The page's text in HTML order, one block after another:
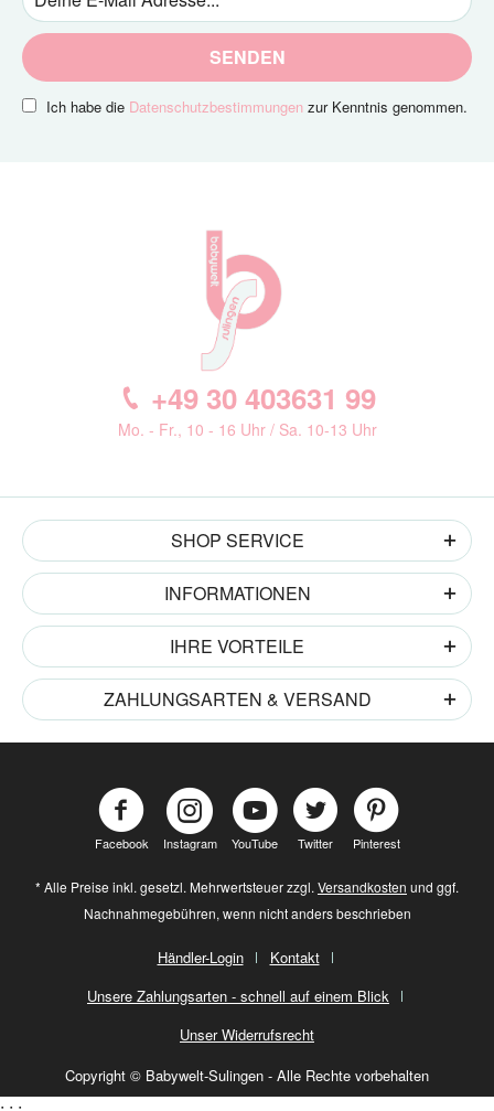
SENDEN
Ich habe die Datenschutzbestimmungen zur Kenntnis genommen.
+49 30 403631 99
Mo. - Fr., 10 - 16 Uhr / Sa. 10-13 Uhr
SHOP SERVICE
INFORMATIONEN
IHRE VORTEILE
ZAHLUNGSARTEN & VERSAND
Facebook Instagram YouTube Twitter Pinterest
* Alle Preise inkl. gesetzl. Mehrwertsteuer zzgl. Versandkosten und ggf.
Nachnahmegebühren, wenn nicht anders beschrieben
Händler-Login
Kontakt
Unsere Zahlungsarten - schnell auf einem Blick
Unser Widerrufsrecht
Copyright © Babywelt-Sulingen - Alle Rechte vorbehalten